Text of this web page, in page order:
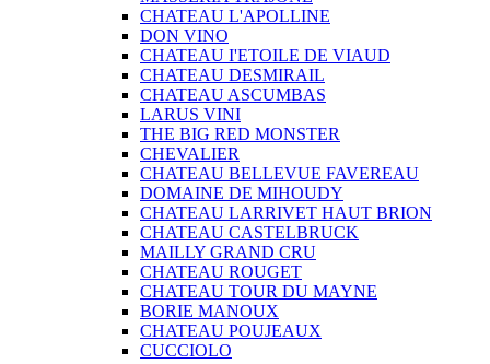
CHATEAU L'APOLLINE
DON VINO
CHATEAU I'ETOILE DE VIAUD
CHATEAU DESMIRAIL
CHATEAU ASCUMBAS
LARUS VINI
THE BIG RED MONSTER
CHEVALIER
CHATEAU BELLEVUE FAVEREAU
DOMAINE DE MIHOUDY
CHATEAU LARRIVET HAUT BRION
CHATEAU CASTELBRUCK
MAILLY GRAND CRU
CHATEAU ROUGET
CHATEAU TOUR DU MAYNE
BORIE MANOUX
CHATEAU POUJEAUX
CUCCIOLO